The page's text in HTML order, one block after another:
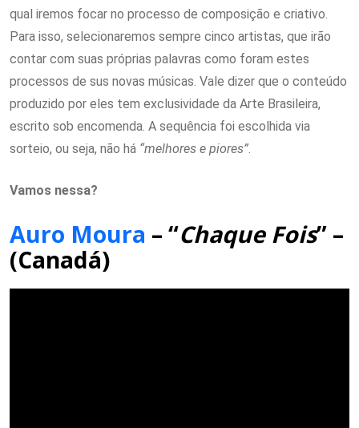
qual iremos focar no processo de composição e criativo.
Para isso, selecionaremos sempre cinco artistas, que irão
contar com suas próprias palavras como foram estes
processos de sus novas músicas. Vale dizer que o conteúdo
produzido por eles tem exclusividade da Arte Brasileira,
escrito sob encomenda. A sequência foi escolhida via
sorteio, ou seja, não há “melhores e piores”.
Vamos nessa?
Auro Moura – “Chaque Fois” –
(Canadá)